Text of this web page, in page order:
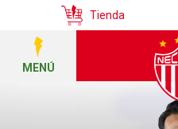
Tienda
MENÚ